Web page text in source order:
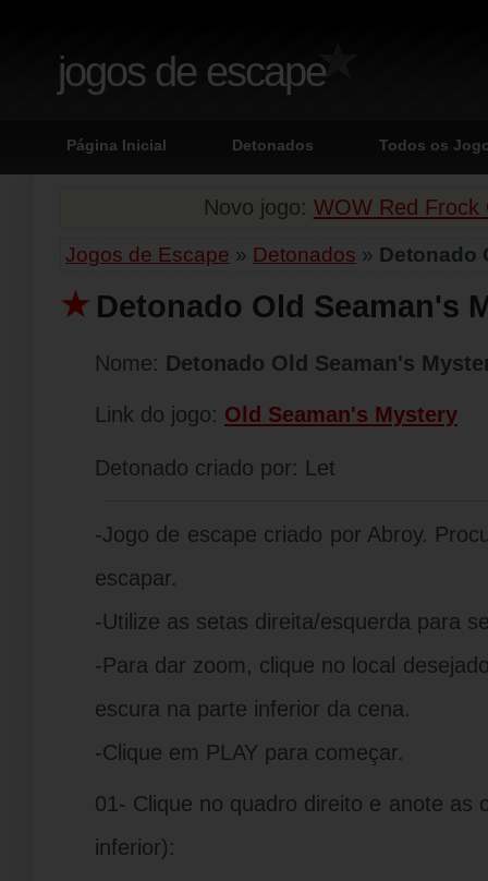
jogos de escape
Página Inicial Detonados Todos os
Novo jogo: WOW Red Frock
Jogos de Escape » Detonados » Detonado
Detonado Old Seaman's
Nome: Detonado Old Seaman's
Link do jogo: Old Seaman's Mystery
Detonado criado por: Let
-Jogo de escape criado por Abroy.
escapar.
-Utilize as setas direita/esquerda para
-Para dar zoom, clique no local
escura na parte inferior da cena.
-Clique em PLAY para começar.
01- Clique no quadro direito e anote as
inferior):